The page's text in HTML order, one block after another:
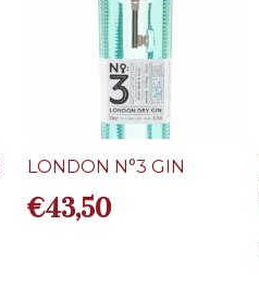
LONDON N°3 GIN
€43,50